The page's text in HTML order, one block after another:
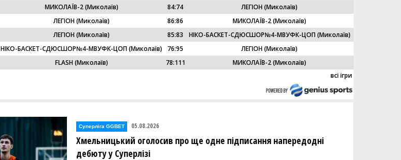
МИКОЛАЇВ-2 (Миколаїв) 84:74
ЛЕГІОН (Миколаїв)
ЛЕГІОН (Миколаїв) 86:86
МИКОЛАЇВ-2 (Миколаїв)
ЛЕГІОН (Миколаїв) 85:83
HІКО-БАСКЕТ-СДЮСШОР№4-МВУФК-ЦОП (Миколаїв)
HІКО-БАСКЕТ-СДЮСШОР№4-МВУФК-ЦОП (Миколаїв) 76:95
ЛЕГІОН (Миколаїв)
FLASH (Миколаїв) 78:111
МИКОЛАЇВ-2 (Миколаїв)
всі ігри
Суперліга GGBET 05.08.2026
Хмельницький оголосив про ще одне підписання напередодні
дебюту у Суперлізі